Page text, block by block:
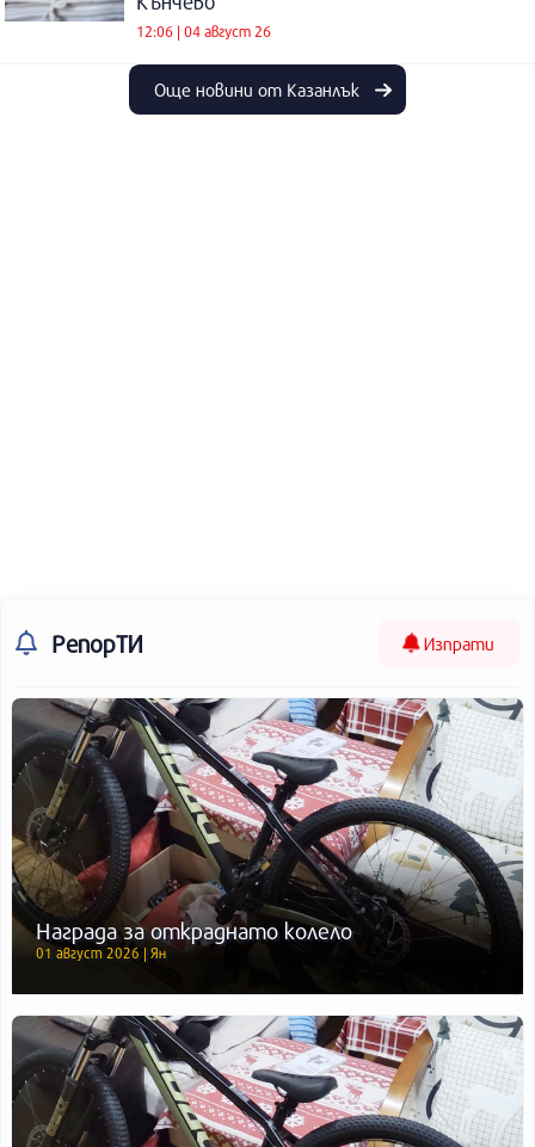
12:06 | 04 август 26
Още новини от Казанлък
РепорТИ Изпрати
Награда за откраднато колело
01 август 2026 | Ян